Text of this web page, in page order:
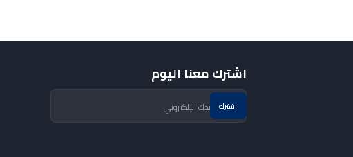
اشترك معنا اليوم